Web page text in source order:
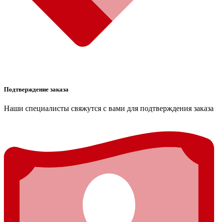
Подтверждение заказа
Наши специалисты свяжутся с вами для подтверждения заказа